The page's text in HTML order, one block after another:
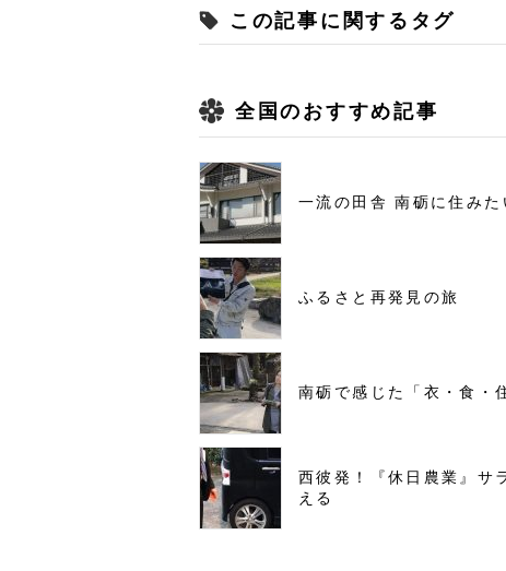
この記事に関するタグ
全国のおすすめ記事
一流の田舎 南砺に住みた
ふるさと再発見の旅
南砺で感じた「衣・食・
西彼発！『休日農業』サ
える